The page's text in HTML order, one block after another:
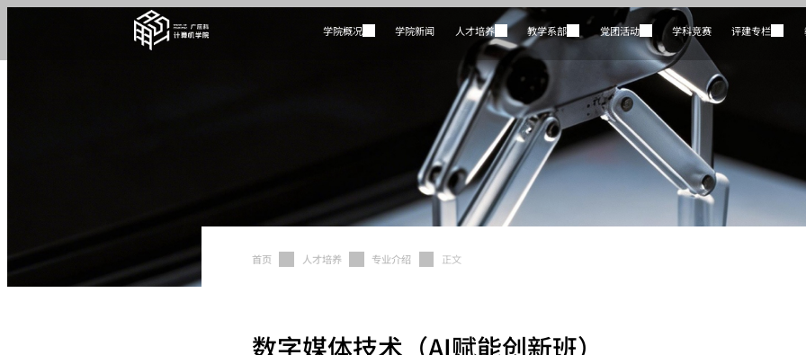
学院概况 学院新闻 人才培养 教学系部 党团活动 学科竞赛 评建专栏
首页 人才培养 专业介绍 正文
数字媒体技术（AI赋能创新班）